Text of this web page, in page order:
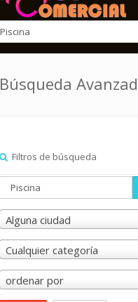
Búsqueda
Filtros de búsqueda
Alguna ciudad
Cualquier categoría
ordenar por